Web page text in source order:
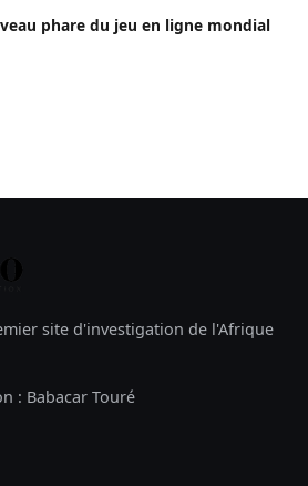
phare du jeu en ligne mondial
site d'investigation de l'Afrique
: Babacar Touré